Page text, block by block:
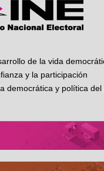
de la vida
y la participación
democrática y política del